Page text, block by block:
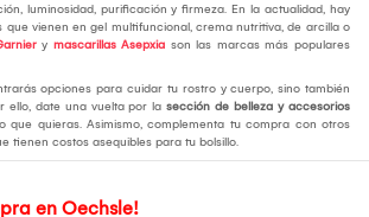
luminosidad, purificación y firmeza. En la actualidad, hay
que vienen en gel multifuncional, crema nutritiva, de arcilla o
y mascarillas Asepxia son las marcas más populares
opciones para cuidar tu rostro y cuerpo, sino también
ello, date una vuelta por la sección de belleza y accesorios
que quieras. Asimismo, complementa tu compra con otros
tienen costos asequibles para tu bolsillo.
en Oechsle!